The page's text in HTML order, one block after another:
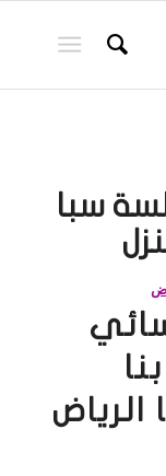
سبا
– سبا الرياض